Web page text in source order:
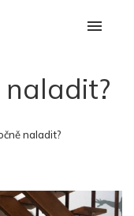
naladit?
naladit?